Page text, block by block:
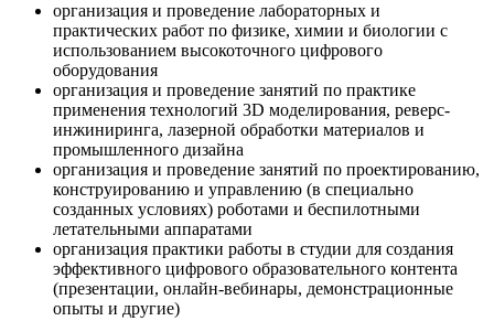
организация и проведение лабораторных и
практических работ по физике, химии и биологии с
использованием высокоточного цифрового
оборудования
организация и проведение занятий по практике
применения технологий 3D моделирования, реверс-
инжиниринга, лазерной обработки материалов и
промышленного дизайна
организация и проведение занятий по проектированию,
конструированию и управлению (в специально
созданных условиях) роботами и беспилотными
летательными аппаратами
организация практики работы в студии для создания
эффективного цифрового образовательного контента
(презентации, онлайн-вебинары, демонстрационные
опыты и другие)